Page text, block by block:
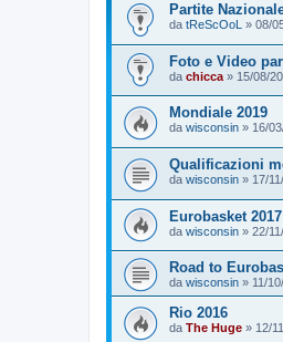
Partite
da tReScOoL » 08/
Foto e Video
da chicca » 15/08/
Mondiale 2019
da wisconsin » 16/
Qualificazioni
da wisconsin » 17/
Eurobasket 2017
da wisconsin » 22/
Road to
da wisconsin » 11/
Rio 2016
da The Huge » 12/